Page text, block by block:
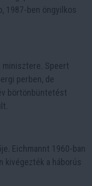
1987-ben öngyilkos
minisztere. Speert
perben, de
börtönbüntetést
Eichmannt 1960-ban
kivégezték a háborús